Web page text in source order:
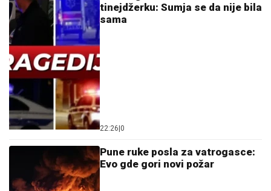
Haos uživo na nacionalnoj frekvenciji! Javila se žena i
počela da jeca zbog Maje Marinković
Ovako izgleda PORODIČNA KUĆA
Jovane Jeremić na Ibarskoj magistrali:
Ovde je živela sa roditeljima, BILI
POZNATI PO JEDNOJ STVARI!
SPAKOVAO KOFERE!
veridbu slavi sa novom devojkom, evo
gde se nalazi PRVI MUŽ Jovane
Jeremić